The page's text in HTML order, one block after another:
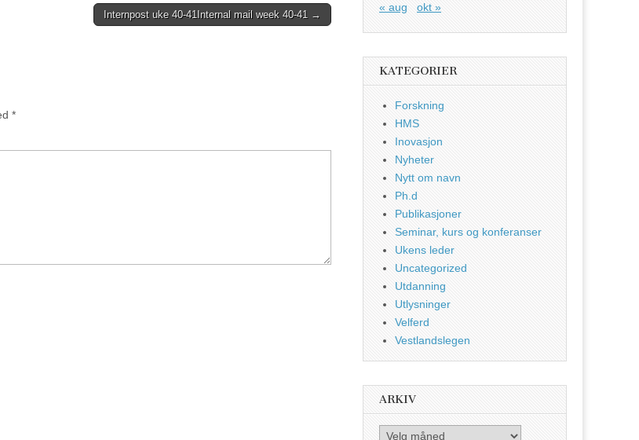
Internpost uke 40-41Internal mail week 40-41 →
*
« aug
okt »
KATEGORIER
Forskning
HMS
Inovasjon
Nyheter
Nytt om navn
Ph.d
Publikasjoner
Seminar, kurs og konferanser
Ukens leder
Uncategorized
Utdanning
Utlysninger
Velferd
Vestlandslegen
ARKIV
Arkiv